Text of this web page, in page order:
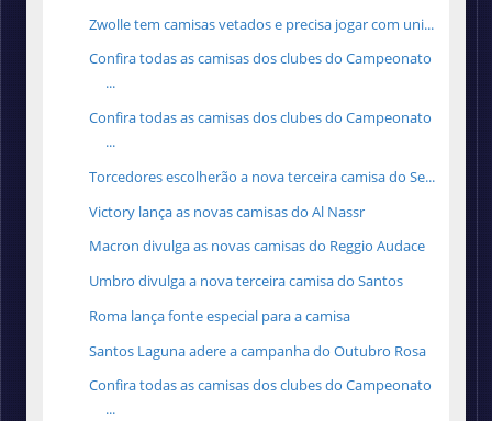
Zwolle tem camisas vetados e precisa jogar com uni...
Confira todas as camisas dos clubes do Campeonato
...
Confira todas as camisas dos clubes do Campeonato
...
Torcedores escolherão a nova terceira camisa do Se...
Victory lança as novas camisas do Al Nassr
Macron divulga as novas camisas do Reggio Audace
Umbro divulga a nova terceira camisa do Santos
Roma lança fonte especial para a camisa
Santos Laguna adere a campanha do Outubro Rosa
Confira todas as camisas dos clubes do Campeonato
...